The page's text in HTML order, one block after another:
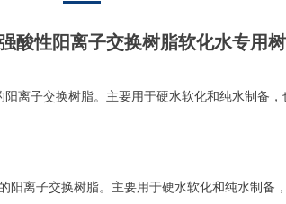
阳离子交换树脂。主要用于硬水软化和纯水制备
阳离子交换树脂。主要用于硬水软化和纯水制备
酸性阳离子交换树脂软化水专用